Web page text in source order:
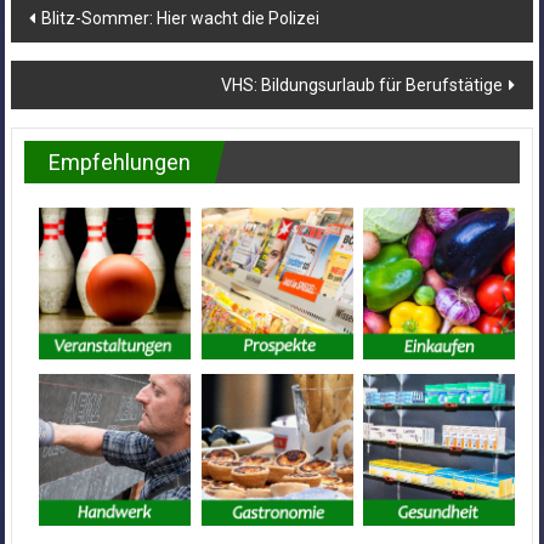
Beitragsnavigation
Blitz-Sommer: Hier wacht die Polizei
VHS: Bildungsurlaub für Berufstätige
Empfehlungen